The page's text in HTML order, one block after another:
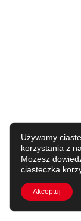
Używamy
korzystania z
Możesz
ciasteczka
Akceptuj